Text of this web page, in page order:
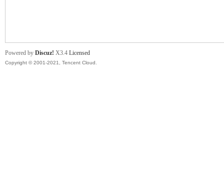
Powered by Discuz! X3.4 Licensed
Copyright © 2001-2021, Tencent Cloud.